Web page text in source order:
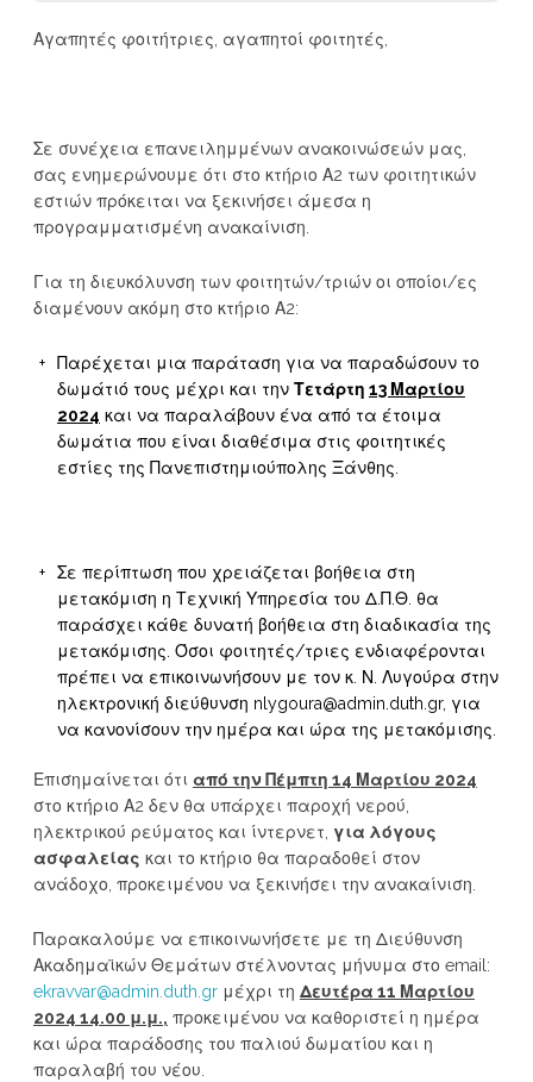
Αγαπητές φοιτήτριες, αγαπητοί φοιτητές,
Σε συνέχεια επανειλημμένων ανακοινώσεών μας,
σας ενημερώνουμε ότι στο κτήριο Α2 των φοιτητικών
εστιών πρόκειται να ξεκινήσει άμεσα η
προγραμματισμένη ανακαίνιση.
Για τη διευκόλυνση των φοιτητών/τριών οι οποίοι/ες
διαμένουν ακόμη στο κτήριο Α2:
Παρέχεται μια παράταση για να παραδώσουν το
δωμάτιό τους μέχρι και την Τετάρτη 13 Μαρτίου
2024 και να παραλάβουν ένα από τα έτοιμα
δωμάτια που είναι διαθέσιμα στις φοιτητικές
εστίες της Πανεπιστημιούπολης Ξάνθης.
Σε περίπτωση που χρειάζεται βοήθεια στη
μετακόμιση η Τεχνική Υπηρεσία του Δ.Π.Θ. θα
παράσχει κάθε δυνατή βοήθεια στη διαδικασία της
μετακόμισης. Όσοι φοιτητές/τριες ενδιαφέρονται
πρέπει να επικοινωνήσουν με τον κ. Ν. Λυγούρα στην
ηλεκτρονική διεύθυνση nlygoura@admin.duth.gr, για
να κανονίσουν την ημέρα και ώρα της μετακόμισης.
Επισημαίνεται ότι από την Πέμπτη 14 Μαρτίου 2024
στο κτήριο Α2 δεν θα υπάρχει παροχή νερού,
ηλεκτρικού ρεύματος και ίντερνετ, για λόγους
ασφαλείας και το κτήριο θα παραδοθεί στον
ανάδοχο, προκειμένου να ξεκινήσει την ανακαίνιση.
Παρακαλούμε να επικοινωνήσετε με τη Διεύθυνση
Ακαδημαϊκών Θεμάτων στέλνοντας μήνυμα στο email:
ekravvar@admin.duth.grμέχρι τη Δευτέρα 11 Μαρτίου
2024 14.00 μ.μ., προκειμένου να καθοριστεί η ημέρα
και ώρα παράδοσης του παλιού δωματίου και η
παραλαβή του νέου.